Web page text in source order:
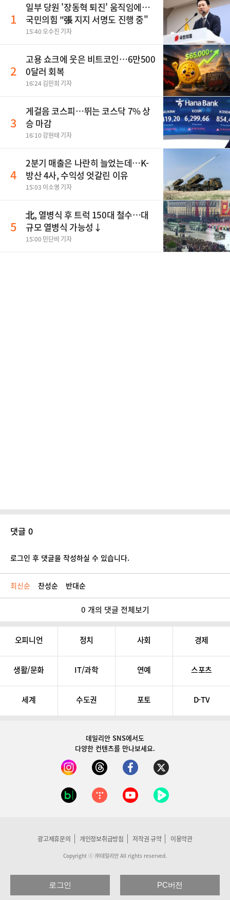
1
일부 당원 '장동혁 퇴진' 움직임에…
국민의힘 "張 지지 서명도 진행 중"
15:40 오수진 기자
2
고용 쇼크에 웃은 비트코인…6만500
0달러 회복
16:24 김민희 기자
3
게걸음 코스피…뛰는 코스닥 7% 상
승 마감
16:10 강현태 기자
4
2분기 매출은 나란히 늘었는데…K-
방산 4사, 수익성 엇갈린 이유
15:03 이소영 기자
5
北, 열병식 후 트럭 150대 철수…대
규모 열병식 가능성↓
15:00 민단비 기자
댓글 0
로그인 후 댓글을 작성하실 수 있습니다.
최신순 찬성순 반대순
0 개의 댓글 전체보기
오피니언 정치 사회 경제
생활/문화 IT/과학 연예 스포츠
세계 수도권 포토 D-TV
데일리안 SNS에서도
다양한 컨텐츠를 만나보세요.
광고제휴문의 개인정보취급방침 저작권 규약 이용약관
Copyright ⓒ ㈜데일리안 All rights reserved.
로그인 PC버전